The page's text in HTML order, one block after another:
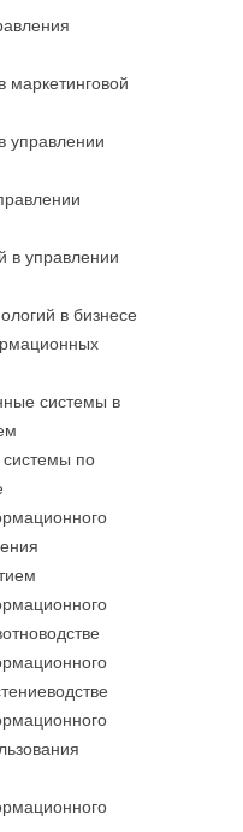
управлении
в управлении
в бизнесе
системы в
по